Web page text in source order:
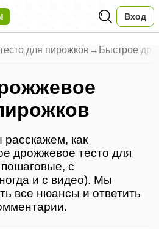
Вход
для пирожков → Быстрое
как
дрожжевое тесто для
с
и с видео). Мы
все нюансы и ответить